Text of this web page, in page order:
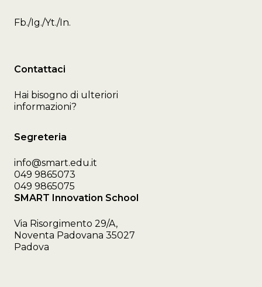
SMART Innovation School
Via Risorgimento 29/A,
Noventa Padovana 35027
Padova
Fb./Ig./Yt./In.
Contattaci
Hai bisogno di ulteriori
informazioni?
Segreteria
info@smart.edu.it
049 9865073
049 9865075